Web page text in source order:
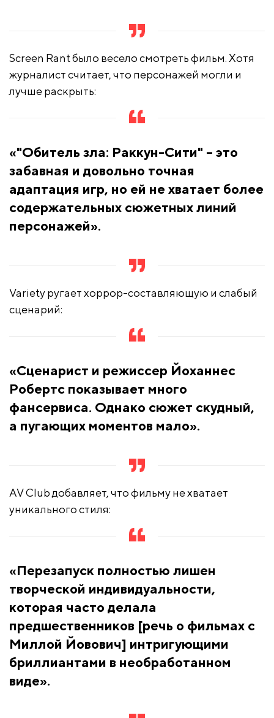
Screen Rant было весело смотреть фильм. Хотя
журналист считает, что персонажей могли и
лучше раскрыть:
«"Обитель зла: Раккун-Сити" – это
забавная и довольно точная
адаптация игр, но ей не хватает более
содержательных сюжетных линий
персонажей».
Variety ругает хоррор-составляющую и слабый
сценарий:
«Сценарист и режиссер Йоханнес
Робертс показывает много
фансервиса. Однако сюжет скудный,
а пугающих моментов мало».
AV Club добавляет, что фильму не хватает
уникального стиля:
«Перезапуск полностью лишен
творческой индивидуальности,
которая часто делала
предшественников [речь о фильмах с
Миллой Йовович] интригующими
бриллиантами в необработанном
виде».